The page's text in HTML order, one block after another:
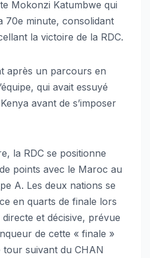
Mokonzi Katumbwe qui
70e minute, consolidant
la victoire de la RDC.
après un parcours en
qui avait essuyé
avant de s’imposer
la RDC se positionne
points avec le Maroc au
A. Les deux nations se
en quarts de finale lors
et décisive, prévue
de cette « finale »
suivant du CHAN